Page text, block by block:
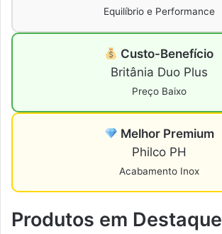
Equilíbrio e Performance
Custo-Benefício
Britânia Duo Plus
Preço Baixo
Melhor Premium
Philco PH
Acabamento Inox
Produtos em Destaque